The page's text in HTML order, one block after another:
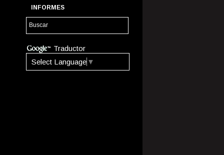
INFORMES
Traductor
Select Language ▼